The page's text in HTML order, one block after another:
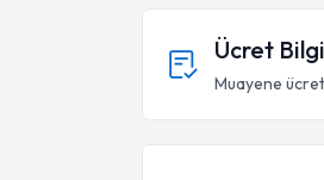
Ücret
Muayene